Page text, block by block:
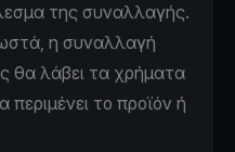
της συναλλαγής.
η συναλλαγή
θα λάβει τα χρήματα
το προϊόν ή